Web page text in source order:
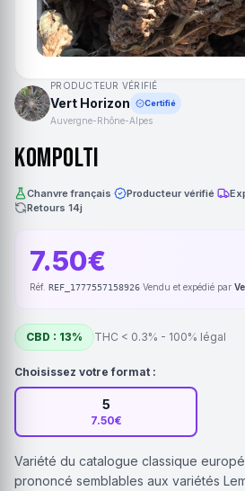
PRODUCTEUR VÉRIFIÉ
Vert Horizon Certifié
Auvergne-Rhône-Alpes
Kompolti
Chanvre français Producteur vérifié
Retours 14j
7.50€
Réf. REF_1777557158926 Vendu et expédié par
CBD : 13% THC < 0.3% - 100% légal
Choisissez votre format :
5
7.50€
Variété du catalogue classique
prononcé semblables aux variétés